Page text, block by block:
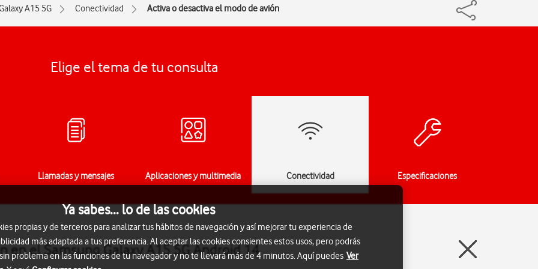
A15 5G Conectividad Activa o desactiva el modo de avión
Elige el tema de tu consulta
Llamadas y mensajes Aplicaciones y multimedia Conectividad Especificaciones
en el Samsung Galaxy A15 5G Android 14
Ya sabes... lo de las cookies
propias y de terceros para analizar tus hábitos de navegación y así mejorar tu experiencia de
más adaptada a tus preferencia. Al aceptar las cookies consientes estos usos, pero podrás
problema en las funciones de tu navegador y no te llevará más de 4 minutos. Aquí puedes Ver